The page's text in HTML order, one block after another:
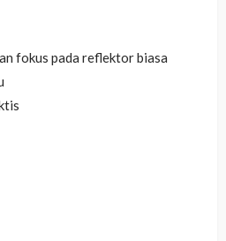
fokus pada reflektor biasa